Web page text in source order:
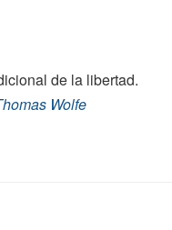
de la libertad.
Wolfe